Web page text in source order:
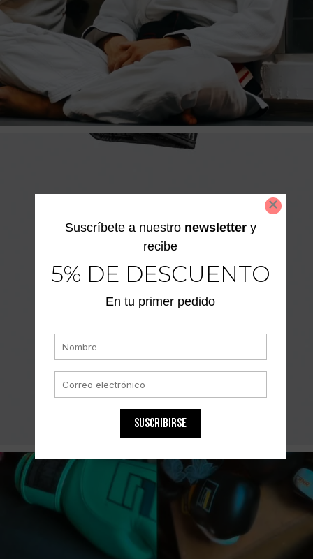
Suscríbete a nuestro newslettery
recibe
5% DE DESCUENTO
En tu primer pedido
SUSCRIBIRSE